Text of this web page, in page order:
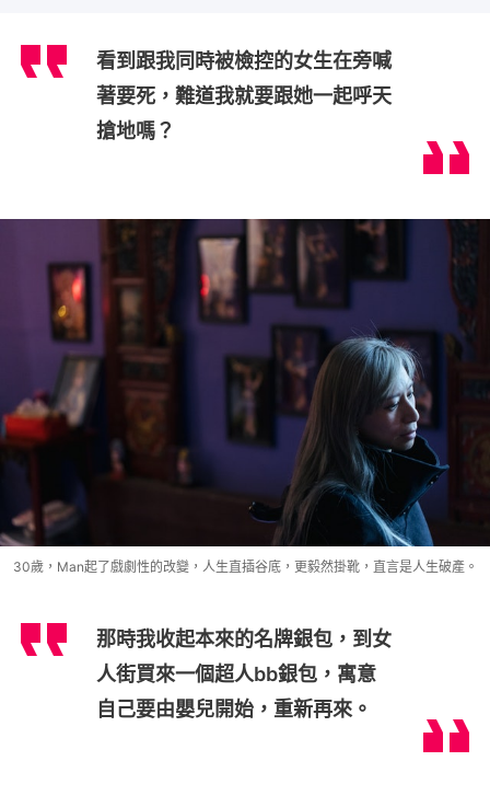
看到跟我同時被檢控的女生在旁喊
著要死，難道我就要跟她一起呼天
搶地嗎？
30歲，Man起了戲劇性的改變，人生直插谷底，更毅然掛靴，直言是人生破產。
那時我收起本來的名牌銀包，到女
人街買來一個超人bb銀包，寓意
自己要由嬰兒開始，重新再來。